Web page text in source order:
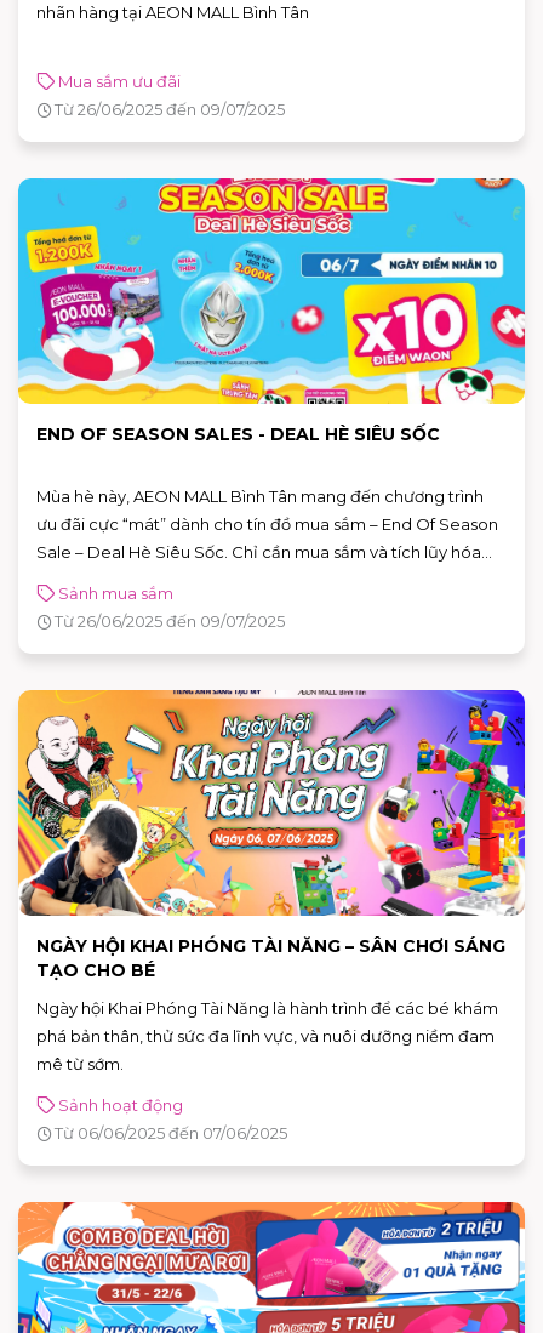
nhãn hàng tại AEON MALL Bình Tân
Mua sắm ưu đãi
Từ 26/06/2025 đến 09/07/2025
END OF SEASON SALES - DEAL HÈ SIÊU SỐC
Mùa hè này, AEON MALL Bình Tân mang đến chương trình
ưu đãi cực “mát” dành cho tín đồ mua sắm – End Of Season
Sale – Deal Hè Siêu Sốc. Chỉ cần mua sắm và tích lũy hóa
dẫn và ưu đãi độc quyền!
Sảnh mua sắm
Từ 26/06/2025 đến 09/07/2025
NGÀY HỘI KHAI PHÓNG TÀI NĂNG – SÂN CHƠI SÁNG
TẠO CHO BÉ
Ngày hội Khai Phóng Tài Năng là hành trình để các bé khám
phá bản thân, thử sức đa lĩnh vực, và nuôi dưỡng niềm đam
mê từ sớm.
Sảnh hoạt động
Từ 06/06/2025 đến 07/06/2025